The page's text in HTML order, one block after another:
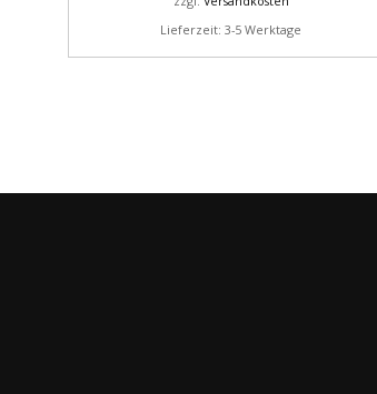
Lieferzeit: 3-5 Werktage